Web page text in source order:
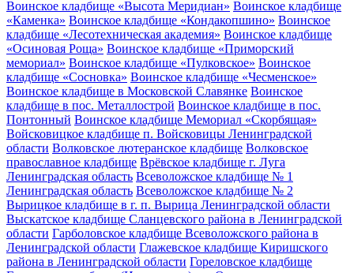
Воинское кладбище «Высота Меридиан» Воинское кладбище
«Каменка» Воинское кладбище «Кондакопшино» Воинское
кладбище «Лесотехническая академия» Воинское кладбище
«Осиновая Роща» Воинское кладбище «Приморский
мемориал» Воинское кладбище «Пулковское» Воинское
кладбище «Сосновка» Воинское кладбище «Чесменское»
Воинское кладбище в Московской Славянке Воинское
кладбище в пос. Металлострой Воинское кладбище в пос.
Понтонный Воинское кладбище Мемориал «Скорбящая»
Войсковицкое кладбище п. Войсковицы Ленинградской
области Волковское лютеранское кладбище Волковское
православное кладбище Врёвское кладбище г. Луга
Ленинградская область Всеволожское кладбище № 1
Ленинградская область Всеволожское кладбище № 2
Вырицкое кладбище в г. п. Вырица Ленинградской области
Выскатское кладбище Сланцевского района в Ленинградской
области Гарболовское кладбище Всеволожского района в
Ленинградской области Глажевское кладбище Киришского
района в Ленинградской области Гореловское кладбище